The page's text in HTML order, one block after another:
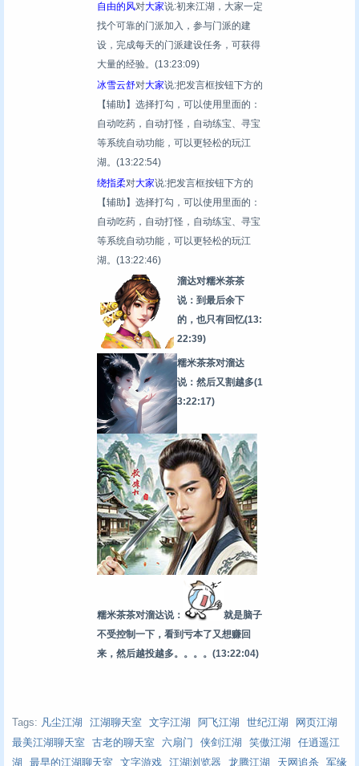
自由的风对大家说:初来江湖，大家一定
找个可靠的门派加入，参与门派的建
设，完成每天的门派建设任务，可获得
大量的经验。 (13:23:09)
冰雪云舒对大家说:把发言框按钮下方的
【辅助】选择打勾，可以使用里面的：
自动吃药，自动打怪，自动练宝、寻宝
等系统自动功能，可以更轻松的玩江
湖。 (13:22:54)
绕指柔对大家说:把发言框按钮下方的
【辅助】选择打勾，可以使用里面的：
自动吃药，自动打怪，自动练宝、寻宝
等系统自动功能，可以更轻松的玩江
湖。 (13:22:46)
溜达对糯米茶茶
说：到最后余下
的，也只有回忆(13:
22:39)
糯米茶茶对溜达
说：然后又割越多(1
3:22:17)
糯米茶茶对溜达说：
就是脑子
不受控制一下，看到亏本了又想赚回
来，然后越投越多。。。。 (13:22:04)
Tags: 凡尘江湖 江湖聊天室 文字江湖 阿飞江湖 世纪江湖
网页江湖
最美江湖聊天室
古老的聊天室 六扇门 侠剑江湖 笑傲江湖
任逍遥江
湖
最早的江湖聊天室 文字游戏 江湖浏览器 龙腾江湖 天网追杀 军缘